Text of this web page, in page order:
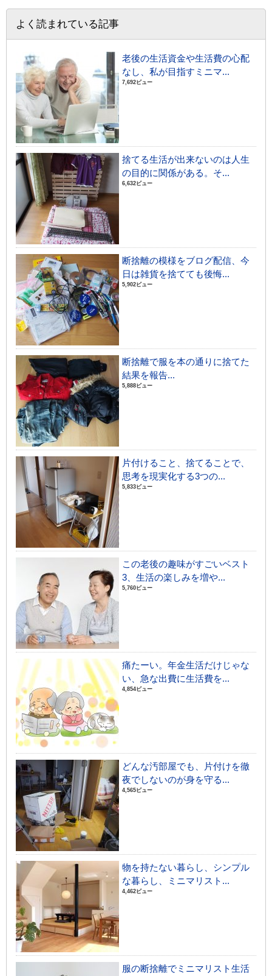
よく読まれている記事
老後の生活資金や生活費の心配
なし、私が目指すミニマ...
7,692ビュー
捨てる生活が出来ないのは人生
の目的に関係がある。そ...
6,632ビュー
断捨離の模様をブログ配信、今
日は雑貨を捨てても後悔...
5,902ビュー
断捨離で服を本の通りに捨てた
結果を報告...
5,888ビュー
片付けること、捨てることで、
思考を現実化する3つの...
5,833ビュー
この老後の趣味がすごいベスト
3、生活の楽しみを増や...
5,760ビュー
痛たーい。年金生活だけじゃな
い、急な出費に生活費を...
4,854ビュー
どんな汚部屋でも、片付けを徹
夜でしないのが身を守る...
4,565ビュー
物を持たない暮らし、シンプル
な暮らし、ミニマリスト...
4,462ビュー
服の断捨離でミニマリスト生活